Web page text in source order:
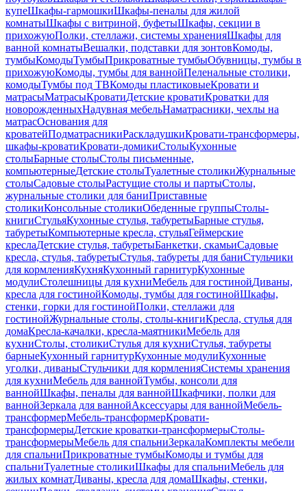
купеШкафы-гармошкиШкафы-пеналы для жилой
комнатыШкафы с витриной, буфетыШкафы, секции в
прихожуюПолки, стеллажи, системы храненияШкафы для
ванной комнатыВешалки, подставки для зонтовКомоды,
тумбыКомодыТумбыПрикроватные тумбыОбувницы, тумбы в
прихожуюКомоды, тумбы для ваннойПеленальные столики,
комодыТумбы под ТВКомоды пластиковыеКровати и
матрасыМатрасыКроватиДетские кроватиКроватки для
новорожденныхНадувная мебельНаматрасники, чехлы на
матрасОснования для
кроватейПодматрасникиРаскладушкиКровати-трансформеры,
шкафы-кроватиКровати-домикиСтолыКухонные
столыБарные столыСтолы письменные,
компьютерныеДетские столыТуалетные столикиЖурнальные
столыСадовые столыРастущие столы и партыСтолы,
журнальные столики для баниПриставные
столикиКонсольные столикиОбеденные группыСтолы-
книгиСтульяКухонные стулья, табуретыБарные стулья,
табуретыКомпьютерные кресла, стульяГеймерские
креслаДетские стулья, табуретыБанкетки, скамьиСадовые
кресла, стулья, табуретыСтулья, табуреты для баниСтульчики
для кормленияКухняКухонный гарнитурКухонные
модулиСтолешницы для кухниМебель для гостинойДиваны,
кресла для гостинойКомоды, тумбы для гостинойШкафы,
стенки, горки для гостинойПолки, стеллажи для
гостинойЖурнальные столы, столы-книгиКресла, стулья для
домаКресла-качалки, кресла-маятникиМебель для
кухниСтолы, столикиСтулья для кухниСтулья, табуреты
барныеКухонный гарнитурКухонные модулиКухонные
уголки, диваныСтульчики для кормленияСистемы хранения
для кухниМебель для ваннойТумбы, консоли для
ваннойШкафы, пеналы для ваннойШкафчики, полки для
ваннойЗеркала для ваннойАксессуары для ваннойМебель-
трансформерМебель-трансформерКровати-
трансформерыДетские кроватки-трансформерыСтолы-
трансформерыМебель для спальниЗеркалаКомплекты мебели
для спальниПрикроватные тумбыКомоды и тумбы для
спальниТуалетные столикиШкафы для спальниМебель для
жилых комнатДиваны, кресла для домаШкафы, стенки,